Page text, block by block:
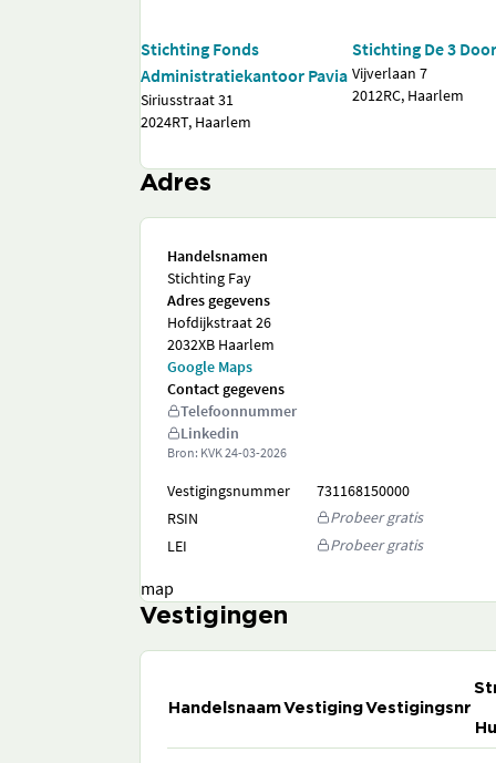
Stichting Fonds
Administratiekantoor Pavia
Siriusstraat 31
2024RT, Haarlem
Stichting De 3
Vijverlaan 7
2012RC, Haarlem
Adres
Handelsnamen
Stichting Fay
Adres gegevens
Hofdijkstraat 26
2032XB Haarlem
Google Maps
Contact gegevens
Telefoonnummer
Linkedin
Bron: KVK24-03-2026
Vestigingsnummer
731168150000
RSIN
Probeer gratis
LEI
Probeer gratis
map
Vestigingen
HandelsnaamVestigingVestigingsnr